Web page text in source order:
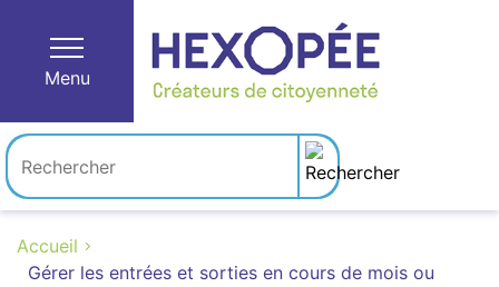
Menu
Accueil
Gérer les entrées et sorties en cours de mois ou